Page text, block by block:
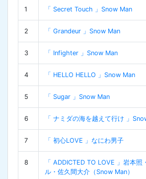
1 「 Secret Touch 」Snow Man
2 「 Grandeur 」Snow Man
3 「 Infighter 」Snow Man
4 「 HELLO HELLO 」Snow Man
5 「 Sugar 」Snow Man
6 「 ナミダの海を越えて行け 」
7 「 初心LOVE 」なにわ男子
8
「 ADDICTED TO LOVE 」岩本照
ル・佐久間大介（Snow Man）